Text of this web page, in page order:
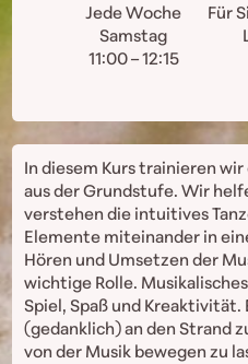
Jede Woche
Samstag
11:00 – 12:15
Für
In diesem Kurs trainieren
aus der Grundstufe. Wir
verstehen die intuitives
Elemente miteinander in
Hören und Umsetzen der
wichtige Rolle.
Spiel, Spaß und Kreaktivität.
(gedanklich) an den Strand
von der Musik bewegen zu